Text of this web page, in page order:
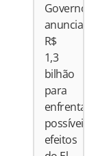
Governo
anuncia
R$
1,3
bilhão
para
enfrentar
possíveis
efeitos